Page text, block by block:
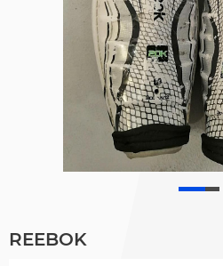
REEBOK